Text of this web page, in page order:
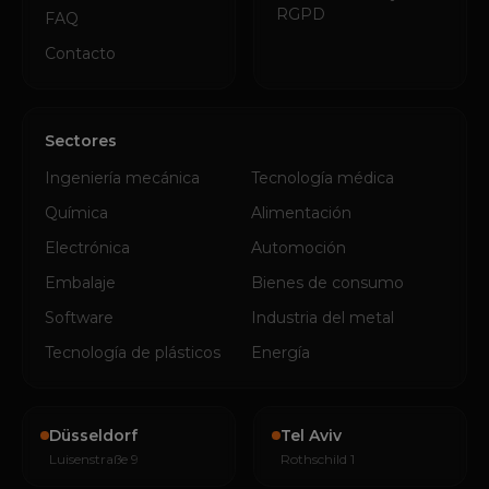
FAQ
Contacto
RGPD
Sectores
Ingeniería mecánica
Tecnología médica
Química
Alimentación
Electrónica
Automoción
Embalaje
Bienes de consumo
Software
Industria del metal
Tecnología de plásticos
Energía
Düsseldorf
Luisenstraße 9
Tel Aviv
Rothschild 1